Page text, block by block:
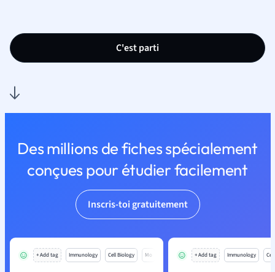
C'est parti
Des millions de fiches spécialement
conçues pour étudier facilement
Inscris-toi gratuitement
+ Add tag Immunology Cell Biology Mo + Add tag Immunology